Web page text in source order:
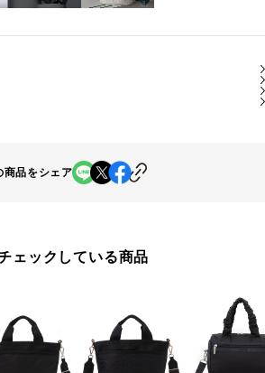
商品をシェア
ェックしている商品